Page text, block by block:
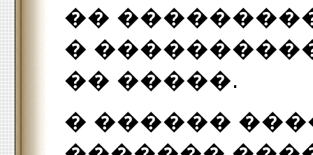
��
�
�� �����.
� ������